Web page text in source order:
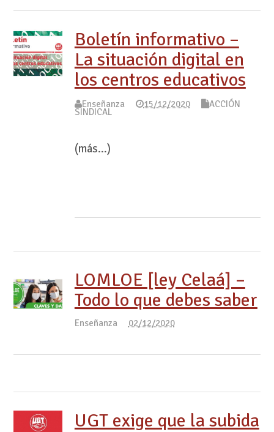
Boletín informativo –
La situación digital en
los centros educativos
Enseñanza 15/12/2020 ACCIÓN
SINDICAL
(más…)
LOMLOE [ley Celaá] –
Todo lo que debes saber
Enseñanza 02/12/2020
UGT exige que la subida